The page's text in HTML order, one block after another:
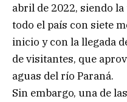
abril de 2022, siendo
todo el país con siete
inicio y con la llegada
de visitantes, que
aguas del río Paraná.
Sin embargo, una de